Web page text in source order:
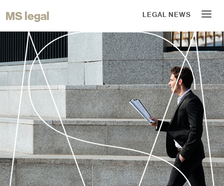
MS legal LEGAL NEWS